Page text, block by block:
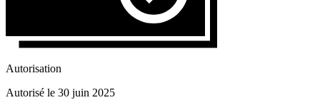
Autorisation
Autorisé le 30 juin 2025